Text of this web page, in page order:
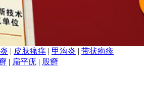
皮肤瘙痒 甲沟炎
带状疱疹
扁平疣
股癣